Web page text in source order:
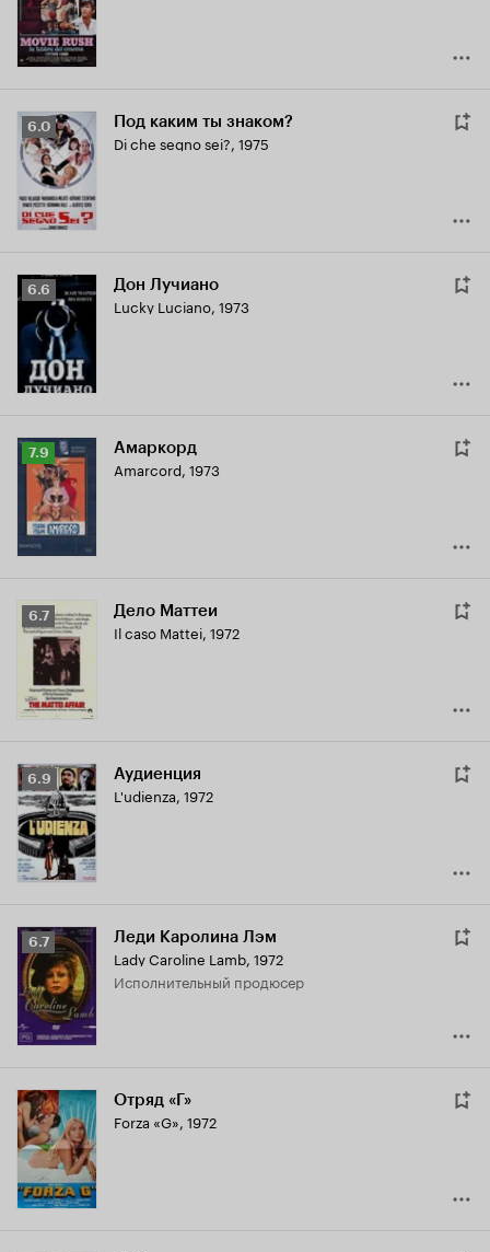
Рейтинг
Кинопоиска
6.0
6.0 Под каким ты знаком?
Di che segno sei?, 1975
Рейтинг
Кинопоиска
6.6
6.6 Дон Лучиано
Lucky Luciano, 1973
Рейтинг
Кинопоиска
7.9
7.9 Амаркорд
Amarcord, 1973
Рейтинг
Кинопоиска
6.7
6.7 Дело Маттеи
Il caso Mattei, 1972
Рейтинг
Кинопоиска
6.9
6.9 Аудиенция
L'udienza, 1972
Рейтинг
Кинопоиска
6.7
6.7 Леди Каролина Лэм
Lady Caroline Lamb, 1972
исполнительный продюсер
Отряд «Г»
Forza «G», 1972